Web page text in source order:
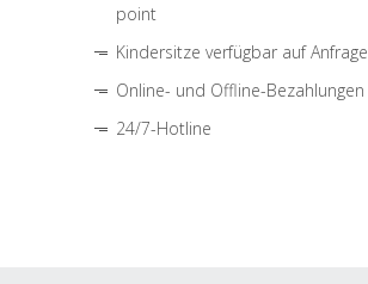
point
Kindersitze verfügbar auf Anfrage
Online- und Offline-Bezahlungen
24/7-Hotline